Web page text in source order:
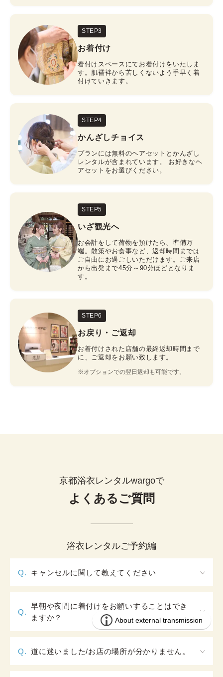
STEP3
お着付け
着付けスペースにてお着付けをいたしま
す。肌襦袢から苦しくないよう手早く着
付けていきます。
STEP4
かんざしチョイス
プランには無料のヘアセットとかんざし
レンタルが含まれています。 お好きなヘ
アセットをお選びください。
STEP5
いざ観光へ
お会計をして荷物を預けたら、準備万
端。散策やお食事など、返却時間までは
ご自由にお過ごしいただけます。ご来店
から出発まで45分～90分ほどとなりま
す。
STEP6
お戻り・ご返却
お着付けされた店舗の最終返却時間まで
に、ご返却をお願い致します。
※オプションでの翌日返却も可能です。
京都浴衣レンタルwargoで
よくあるご質問
浴衣レンタルご予約編
Q. キャンセルに関して教えてください
［ご利用日］から2日前までのキャンセル：キャンセ
ル料無料
［ご利用日］の前日および当日のキャンセル：ご利
用料金の100％
キャンセルの場合は、ご来店予定日の二日前まで
詳細」リンクからご自身でキャンセルをお願いしま
Q.
早朝や夜間に着付けをお願いすることはでき
ますか？
00）となります。浴衣レンタルプランでの早朝のご
対応は承っておりません。また、夜間の営業も行っ
ておりませんので、予めご了承くださいませ。
Q. 道に迷いました/お店の場所が分かりません。